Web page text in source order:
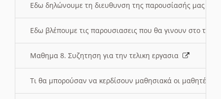
Εδω δηλώνουμε τη διευθυνση της παρουσίασής μας
Εδω βλέπουμε τις παρουσιασεις που θα γινουν στο
Μαθημα 8. Συζητηση για την τελικη εργασια
Τι θα μπορούσαν να κερδίσουν μαθησιακά οι μαθητές/